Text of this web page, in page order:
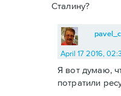
Сталину?
April 17 2016,
Я вот думаю,
потратили